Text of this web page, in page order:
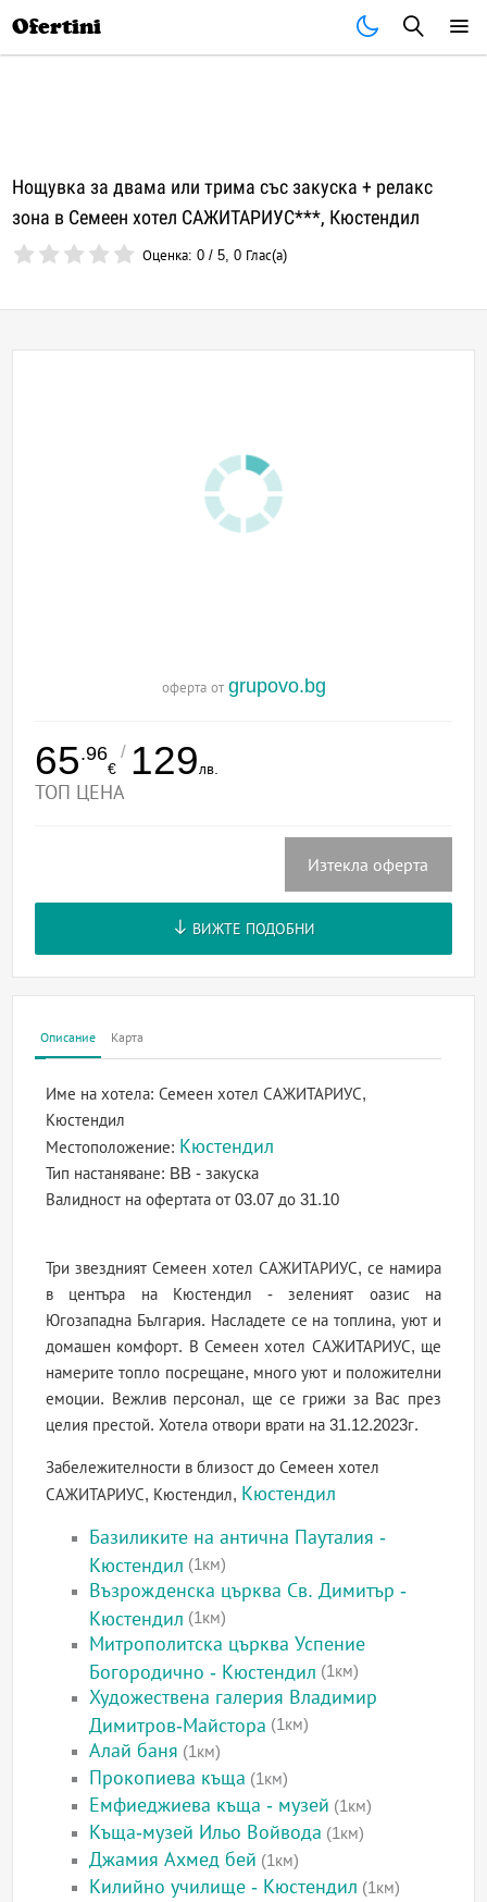
Ofertini
Нощувка за двама или трима със закуска + релакс
зона в Семеен хотел САЖИТАРИУС***, Кюстендил
Оценка:0 /5,0 Глас(а)
оферта от grupovo.bg
65.96
€
/ 129лв.
ТОП ЦЕНА
Изтекла оферта
ВИЖТЕ ПОДОБНИ
Описание Карта
Име на хотела:Семеен хотел САЖИТАРИУС,
Кюстендил
Местоположение: Кюстендил
Тип настаняване: BB - закуска
Валидност на офертатаот 03.07 до 31.10
Три звездният Семеен хотел САЖИТАРИУС, се намира
в центъра на Кюстендил - зеленият оазис на
Югозападна България. Насладете се на топлина, уют и
домашен комфорт. В Семеен хотел САЖИТАРИУС, ще
намерите топло посрещане, много уют и положителни
емоции. Вежлив персонал, ще се грижи за Вас през
целия престой. Хотела отвори врати на 31.12.2023г.
Забележителности в близост до Семеен хотел
САЖИТАРИУС, Кюстендил, Кюстендил
Базиликите на антична Пауталия -
Кюстендил (1км)
Възрожденска църква Св. Димитър -
Кюстендил (1км)
Митрополитска църква Успение
Богородично - Кюстендил (1км)
Художествена галерия Владимир
Димитров-Майстора (1км)
Алай баня (1км)
Прокопиева къща (1км)
Емфиеджиева къща - музей (1км)
Къща-музей Ильо Войвода (1км)
Джамия Ахмед бей (1км)
Килийно училище - Кюстендил (1км)